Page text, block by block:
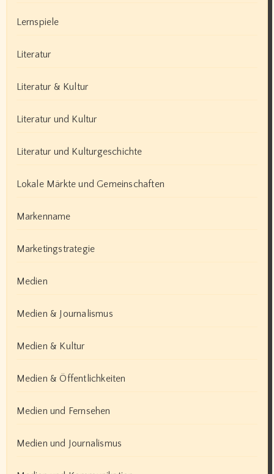
Lernspiele
Literatur
Literatur & Kultur
Literatur und Kultur
Literatur und Kulturgeschichte
Lokale Märkte und Gemeinschaften
Markenname
Marketingstrategie
Medien
Medien & Journalismus
Medien & Kultur
Medien & Öffentlichkeiten
Medien und Fernsehen
Medien und Journalismus